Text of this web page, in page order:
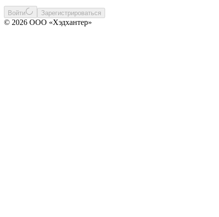
Войти Зарегистрироваться
© 2026 ООО «Хэдхантер»